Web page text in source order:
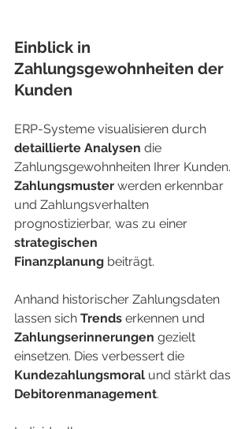
Einblick in
Zahlungsgewohnheiten der
Kunden
ERP-Systeme visualisieren durch
detaillierte Analysen die
Zahlungsgewohnheiten Ihrer Kunden.
Zahlungsmuster werden erkennbar
und Zahlungsverhalten
prognostizierbar, was zu einer
strategischen
Finanzplanung beiträgt.
Anhand historischer Zahlungsdaten
lassen sich Trends erkennen und
Zahlungserinnerungen gezielt
einsetzen. Dies verbessert die
Kundezahlungsmoral und stärkt das
Debitorenmanagement.